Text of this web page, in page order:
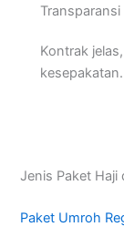
Kontrak
kesepakatan.
Jenis Paket Haji
Paket Umroh